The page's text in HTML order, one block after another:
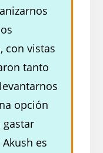
con vistas
tanto
opción
es